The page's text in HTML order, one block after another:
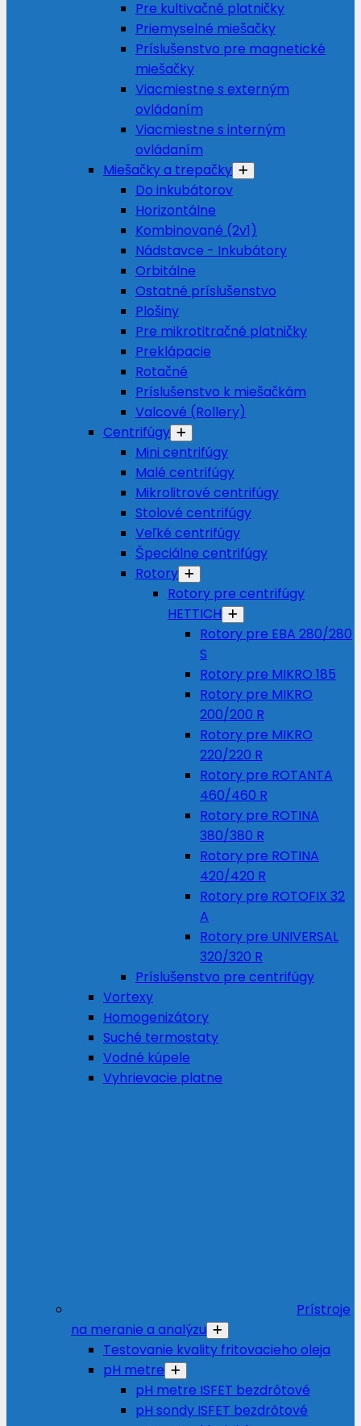
Pre kultivačné platničky
Priemyselné miešačky
Príslušenstvo pre magnetické
miešačky
Viacmiestne s externým
ovládaním
Viacmiestne s interným
ovládaním
Miešačky a trepačky
Do inkubátorov
Horizontálne
Kombinované (2v1)
Nádstavce - Inkubátory
Orbitálne
Ostatné príslušenstvo
Plošiny
Pre mikrotitračné platničky
Preklápacie
Rotačné
Príslušenstvo k miešačkám
Valcové (Rollery)
Centrifúgy
Mini centrifúgy
Malé centrifúgy
Mikrolitrové centrifúgy
Stolové centrifúgy
Veľké centrifúgy
Špeciálne centrifúgy
Rotory
Rotory pre centrifúgy
HETTICH
Rotory pre EBA 280/280
S
Rotory pre MIKRO 185
Rotory pre MIKRO
200/200 R
Rotory pre MIKRO
220/220 R
Rotory pre ROTANTA
460/460 R
Rotory pre ROTINA
380/380 R
Rotory pre ROTINA
420/420 R
Rotory pre ROTOFIX 32
A
Rotory pre UNIVERSAL
320/320 R
Príslušenstvo pre centrifúgy
Vortexy
Homogenizátory
Suché termostaty
Vodné kúpele
Vyhrievacie platne
Prístroje
na meranie a analýzu
Testovanie kvality fritovacieho oleja
pH metre
pH metre ISFET bezdrôtové
pH sondy ISFET bezdrôtové